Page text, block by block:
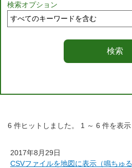
検索オプション
6 件ヒットしました。 1 ～ 6 件を表示
2017年8月29日
CSVファイルを地図に表示（鳴ちゅる